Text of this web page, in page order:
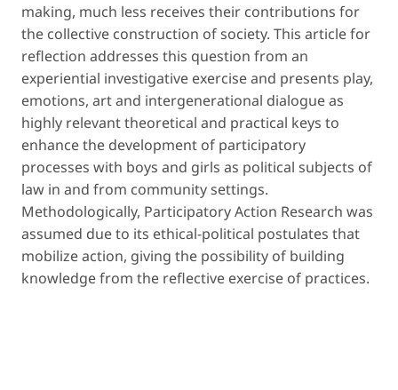
making, much less receives their contributions for
the collective construction of society. This article for
reflection addresses this question from an
experiential investigative exercise and presents play,
emotions, art and intergenerational dialogue as
highly relevant theoretical and practical keys to
enhance the development of participatory
processes with boys and girls as political subjects of
law in and from community settings.
Methodologically, Participatory Action Research was
assumed due to its ethical-political postulates that
mobilize action, giving the possibility of building
knowledge from the reflective exercise of practices.